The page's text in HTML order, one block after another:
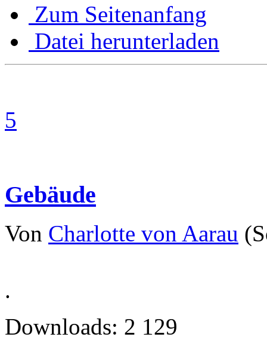
Zum Seitenanfang
Datei herunterladen
5
Gebäude
Von Charlotte von Aarau
.
Downloads: 2 129